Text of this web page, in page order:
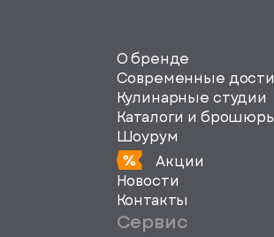
О бренде
Современные
Кулинарные студии
Каталоги и
Шоурум
Акции
Новости
Контакты
Сервис